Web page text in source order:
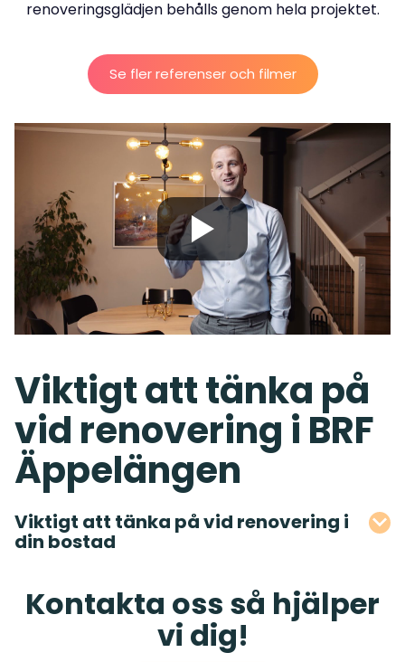
Se fler referenser och filmer
Viktigt att tänka på
vid renovering i BRF
Äppelängen
Viktigt att tänka på vid renovering i
din bostad
Kontakta oss så hjälper
vi dig!